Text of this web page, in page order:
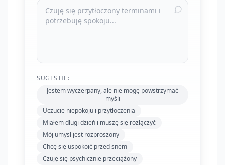
SUGESTIE:
Jestem wyczerpany, ale nie mogę powstrzymać
myśli
Uczucie niepokoju i przytłoczenia
Miałem długi dzień i muszę się rozłączyć
Mój umysł jest rozproszony
Chcę się uspokoić przed snem
Czuję się psychicznie przeciążony